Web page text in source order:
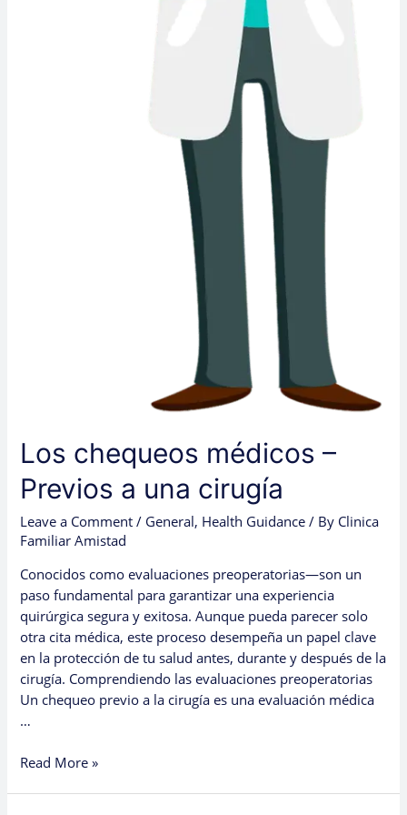
Los chequeos médicos –
Previos a una cirugía
Leave a Comment / General, Health Guidance / By Clinica
Familiar Amistad
Conocidos como evaluaciones preoperatorias—son un
paso fundamental para garantizar una experiencia
quirúrgica segura y exitosa. Aunque pueda parecer solo
otra cita médica, este proceso desempeña un papel clave
en la protección de tu salud antes, durante y después de la
cirugía. Comprendiendo las evaluaciones preoperatorias
Un chequeo previo a la cirugía es una evaluación médica
…
Read More »